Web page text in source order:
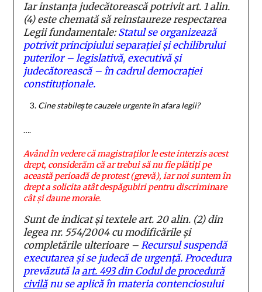
Iar instanța judecătorească potrivit art. 1 alin.
(4) este chemată să reinstaureze respectarea
Legii fundamentale: Statul se organizează
potrivit principiului separației și echilibrului
puterilor – legislativă, executivă și
judecătorească – în cadrul democrației
constituționale.
Cine stabilește cauzele urgente în afara legii?
….
Având în vedere că magistraților le este interzis acest
drept, considerăm că ar trebui să nu fie plătiți pe
această perioadă de protest (grevă), iar noi suntem în
drept a solicita atât despăgubiri pentru discriminare
cât și daune morale.
Sunt de indicat și textele art. 20 alin. (2) din
legea nr. 554/2004 cu modificările și
completările ulterioare – Recursul suspendă
executarea și se judecă de urgență. Procedura
prevăzută laart. 493 din Codul de procedură
civilănu se aplică în materia contenciosului